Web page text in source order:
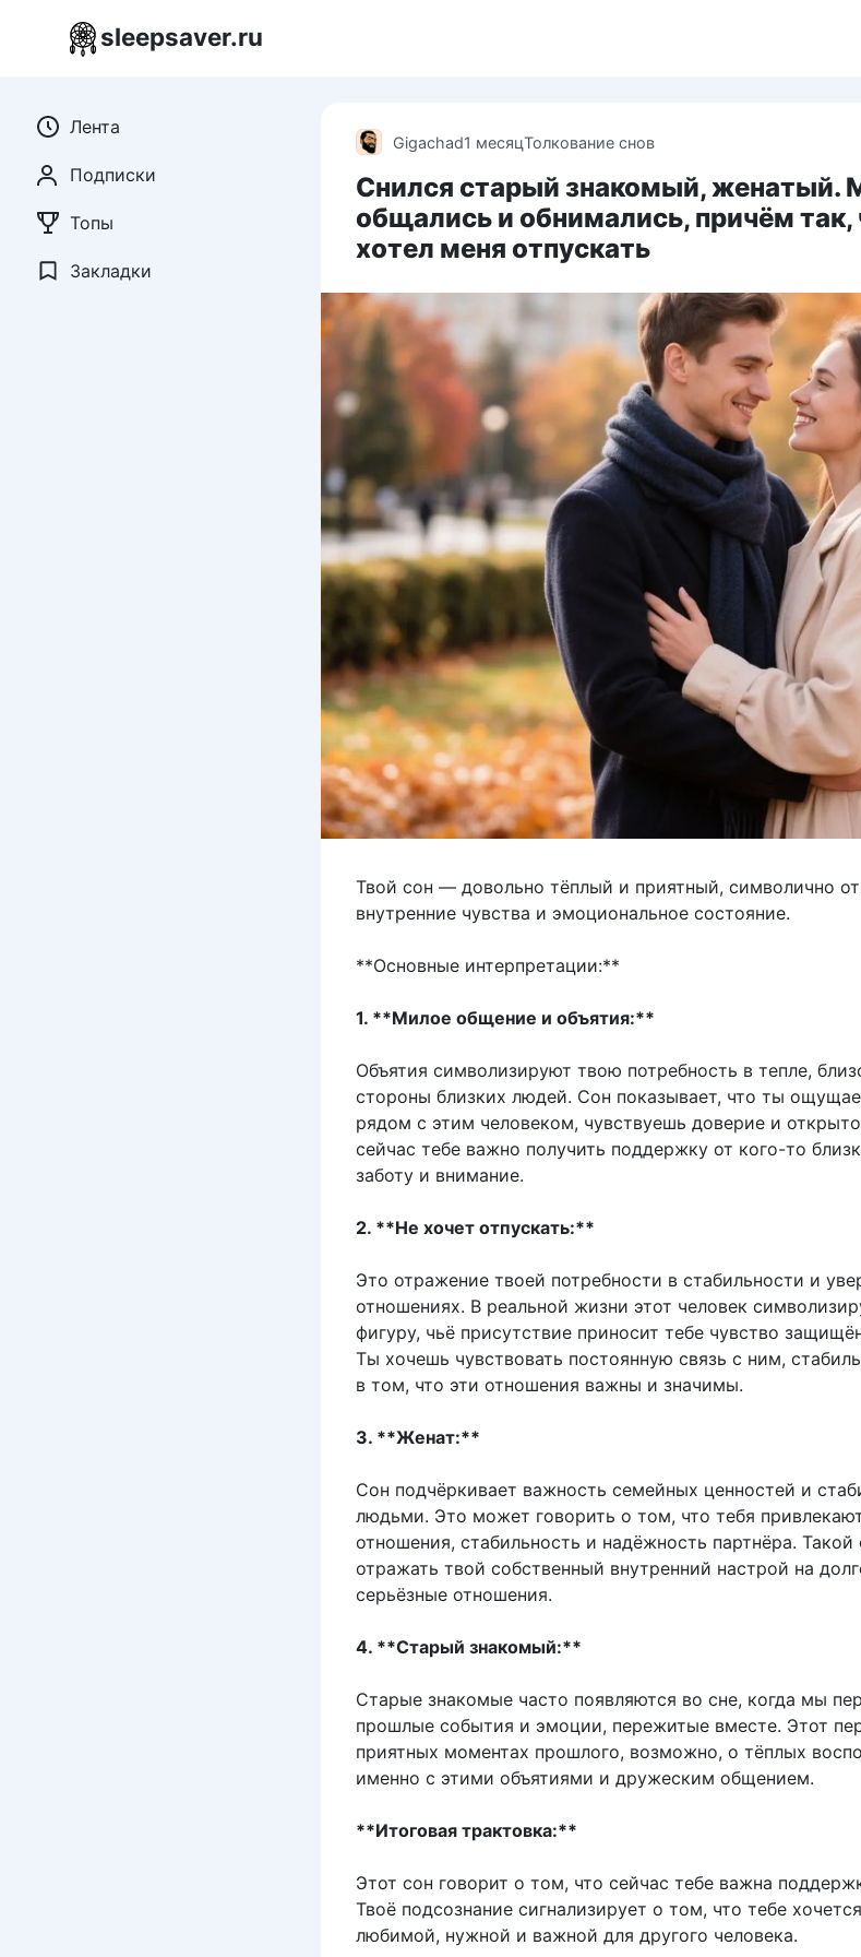
sleepsaver.ru
Gigachad1 месяцТолкование снов
Снился старый знакомый, женатый.
общались и обнимались, причём так,
хотел меня отпускать
Твой сон — довольно тёплый и приятный, символично
внутренние чувства и эмоциональное состояние.
**Основные интерпретации:**
1. **Милое общение и объятия:**
Объятия символизируют твою потребность в тепле,
стороны близких людей. Сон показывает, что ты
рядом с этим человеком, чувствуешь доверие и
сейчас тебе важно получить поддержку от кого-то
заботу и внимание.
2. **Не хочет отпускать:**
Это отражение твоей потребности в стабильности и
отношениях. В реальной жизни этот человек
фигуру, чьё присутствие приносит тебе чувство
Ты хочешь чувствовать постоянную связь с ним,
в том, что эти отношения важны и значимы.
3. **Женат:**
Сон подчёркивает важность семейных ценностей и
людьми. Это может говорить о том, что тебя
отношения, стабильность и надёжность партнёра.
отражать твой собственный внутренний настрой на
серьёзные отношения.
4. **Старый знакомый:**
Старые знакомые часто появляются во сне, когда мы
прошлые события и эмоции, пережитые вместе. Этот
приятных моментах прошлого, возможно, о тёплых
именно с этими объятиями и дружеским общением.
**Итоговая трактовка:**
Этот сон говорит о том, что сейчас тебе важна
Твоё подсознание сигнализирует о том, что тебе
любимой, нужной и важной для другого человека.
Лента
Подписки
Топы
Закладки